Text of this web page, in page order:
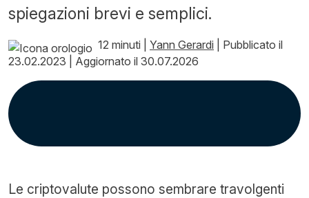
spiegazioni brevi e semplici.
12 minuti Yann Gerardi
Pubblicato il
23.02.2023
Aggiornato il 30.07.2026
Le criptovalute possono sembrare travolgenti